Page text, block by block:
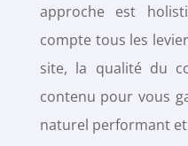
approche est
compte tous les
site, la qualité du
contenu pour vous
naturel performant